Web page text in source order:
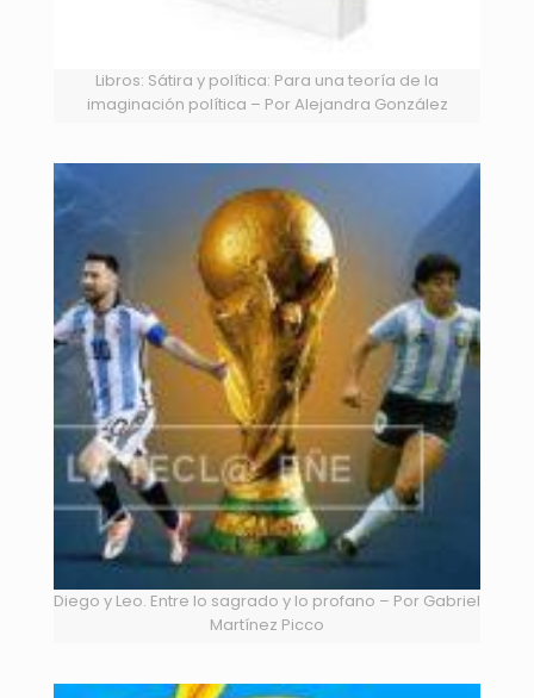
Libros: Sátira y política: Para una teoría de la
imaginación política – Por Alejandra González
Diego y Leo. Entre lo sagrado y lo profano – Por Gabriel
Martínez Picco